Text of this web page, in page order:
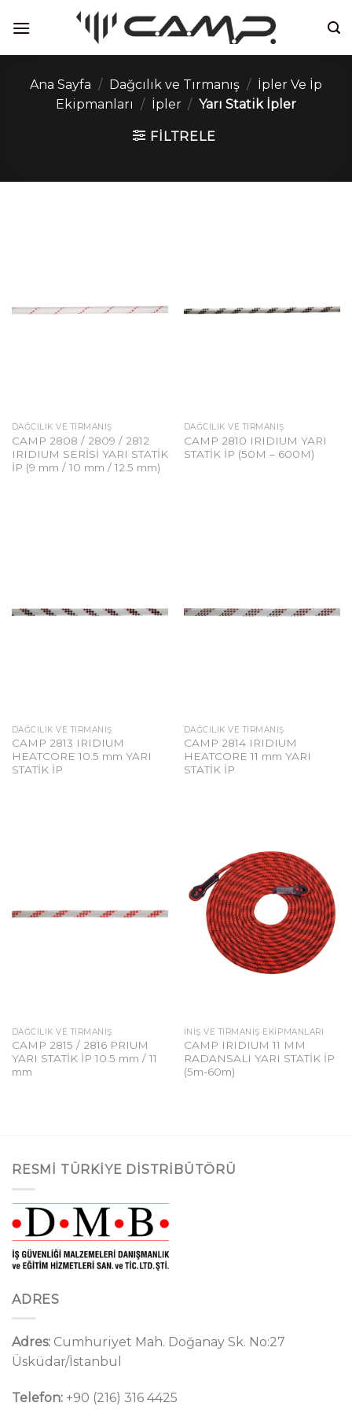
atla
Ana Sayfa / Dağcılık ve Tırmanış / İpler Ve İp
Ekipmanları / İpler / Yarı Statik İpler
FILTRELE
DAĞCILIK VE TIRMANIŞ
CAMP 2808 / 2809 / 2812
IRIDIUM SERİSİ YARI STATİK
İP (9 mm / 10 mm / 12.5 mm)
DAĞCILIK VE TIRMANIŞ
CAMP 2810 IRIDIUM YARI
STATİK İP (50M – 600M)
DAĞCILIK VE TIRMANIŞ
CAMP 2813 IRIDIUM
HEATCORE 10.5 mm YARI
STATİK İP
DAĞCILIK VE TIRMANIŞ
CAMP 2814 IRIDIUM
HEATCORE 11 mm YARI
STATİK İP
DAĞCILIK VE TIRMANIŞ
CAMP 2815 / 2816 PRIUM
YARI STATİK İP 10.5 mm / 11
mm
İNIŞ VE TIRMANIŞ EKIPMANLARI
CAMP IRIDIUM 11 MM
RADANSALI YARI STATİK İP
(5m-60m)
RESMI TÜRKIYE DISTRIBÜTÖRÜ
ADRES
Adres: Cumhuriyet Mah. Doğanay Sk. No:27
Üsküdar/İstanbul
Telefon: +90 (216) 316 4425